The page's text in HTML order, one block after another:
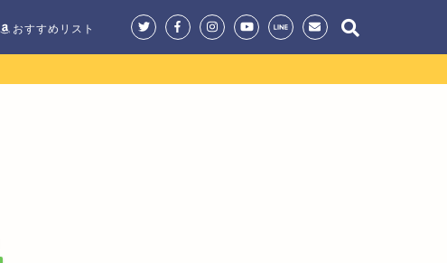
おすすめリスト